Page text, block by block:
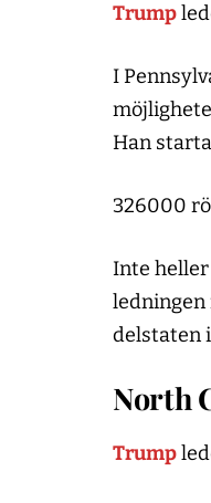
Trump
I
Han
326000
Inte heller
ledningen
delstaten
North
Trump